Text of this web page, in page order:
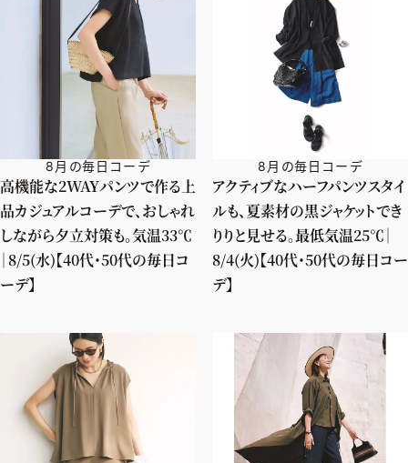
8月の毎日コーデ
高機能な2WAYパンツで作る上
品カジュアルコーデで、おしゃれ
しながら夕立対策も。気温33℃
｜8/5(水)【40代・50代の毎日コ
ーデ】
8月の毎日コーデ
アクティブなハーフパンツスタイ
ルも、夏素材の黒ジャケットでき
りりと見せる。最低気温25℃｜
8/4(火)【40代・50代の毎日コー
デ】